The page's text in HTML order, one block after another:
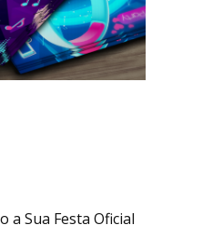
a Sua Festa Oficial